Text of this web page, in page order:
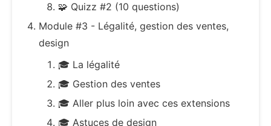
🧩 Quizz #2 (10 questions)
Module #3 - Légalité, gestion des ventes,
design
🎓 La légalité
🎓 Gestion des ventes
🎓 Aller plus loin avec ces extensions
🎓 Astuces de design